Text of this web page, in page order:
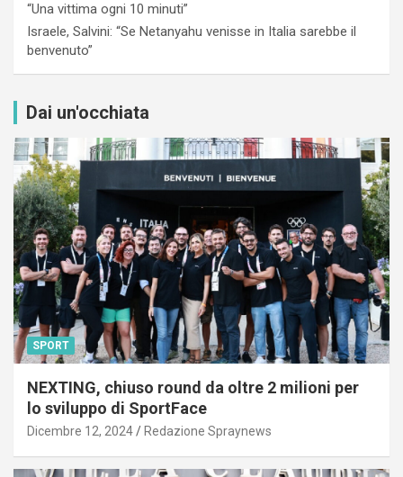
“Una vittima ogni 10 minuti”
Israele, Salvini: “Se Netanyahu venisse in Italia sarebbe il
benvenuto”
Dai un'occhiata
SPORT
NEXTING, chiuso round da oltre 2 milioni per
lo sviluppo di SportFace
Dicembre 12, 2024 Redazione Spraynews